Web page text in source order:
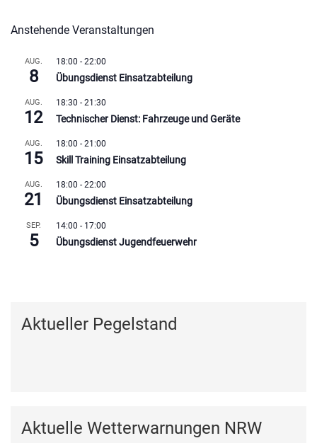
Anstehende Veranstaltungen
AUG.
8
18:00 - 22:00
Übungsdienst Einsatzabteilung
AUG.
12
18:30 - 21:30
Technischer Dienst: Fahrzeuge und Geräte
AUG.
15
18:00 - 21:00
Skill Training Einsatzabteilung
AUG.
21
18:00 - 22:00
Übungsdienst Einsatzabteilung
SEP.
5
14:00 - 17:00
Übungsdienst Jugendfeuerwehr
Aktueller Pegelstand
Aktuelle Wetterwarnungen NRW